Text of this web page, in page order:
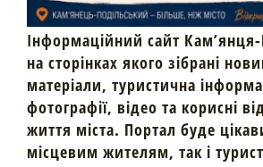
Інформаційний сайт Кам’янця-
на сторінках якого зібрані
матеріали, туристична
фотографії, відео та корисні
життя міста. Портал буде
місцевим жителям, так і